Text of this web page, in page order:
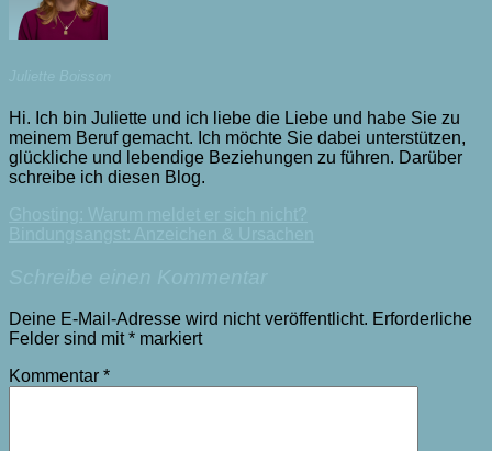
Hi. Ich bin Juliette und ich liebe die Liebe und habe Sie zu
meinem Beruf gemacht. Ich möchte Sie dabei unterstützen,
glückliche und lebendige Beziehungen zu führen. Darüber
schreibe ich diesen Blog.
Deine E-Mail-Adresse wird nicht veröffentlicht. Erforderliche
Felder sind mit* markiert
Kommentar *